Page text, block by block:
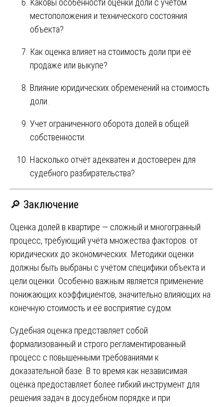
Каковы особенности оценки доли с учётом
местоположения и технического состояния
объекта?
Как оценка влияет на стоимость доли при её
продаже или выкупе?
Влияние юридических обременений на стоимость
доли.
Учет ограниченного оборота долей в общей
собственности.
Насколько отчёт адекватен и достоверен для
судебного разбирательства?
🔎 Заключение
Оценка долей в квартире — сложный и многогранный
процесс, требующий учёта множества факторов: от
юридических до экономических. Методики оценки
должны быть выбраны с учётом специфики объекта и
цели оценки. Особенно важным является применение
понижающих коэффициентов, значительно влияющих на
конечную стоимость и её восприятие судом.
Судебная оценка представляет собой
формализованный и строго регламентированный
процесс с повышенными требованиями к
доказательной базе. В то время как независимая
оценка предоставляет более гибкий инструмент для
решения задач в досудебном порядке и при